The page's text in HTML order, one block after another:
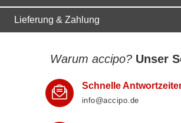
Lieferung & Zahlung
Warum accipo? Unser
Schnelle
info@accipo.de